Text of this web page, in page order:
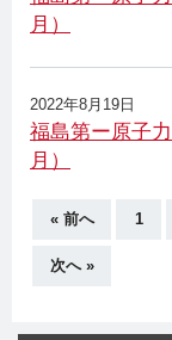
月）
2022年8月19日
福島第ー原子
月）
« 前へ 1
次へ »